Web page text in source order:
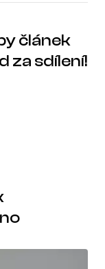
článek
za sdílení!